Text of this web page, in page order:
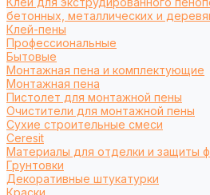
бетонных, металлических и
Клей-пены
Профессиональные
Бытовые
Монтажная пена и комплектующие
Монтажная пена
Пистолет для монтажной пены
Очистители для монтажной пены
Сухие строительные смеси
Ceresit
Материалы для отделки и защиты
Грунтовки
Декоративные штукатурки
Краски